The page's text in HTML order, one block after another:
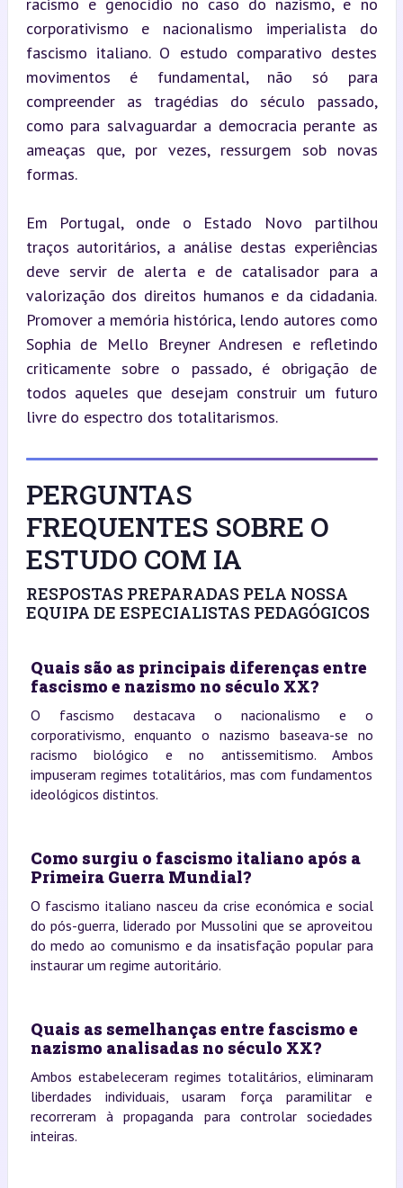
corporativismo e nacionalismo imperialista do
fascismo italiano. O estudo comparativo destes
movimentos é fundamental, não só para
compreender as tragédias do século passado,
como para salvaguardar a democracia perante as
ameaças que, por vezes, ressurgem sob novas
formas.
Em Portugal, onde o Estado Novo partilhou
traços autoritários, a análise destas experiências
deve servir de alerta e de catalisador para a
valorização dos direitos humanos e da cidadania.
Promover a memória histórica, lendo autores como
Sophia de Mello Breyner Andresen e refletindo
criticamente sobre o passado, é obrigação de
todos aqueles que desejam construir um futuro
livre do espectro dos totalitarismos.
PERGUNTAS
FREQUENTES SOBRE O
ESTUDO COM IA
RESPOSTAS PREPARADAS PELA NOSSA
EQUIPA DE ESPECIALISTAS PEDAGÓGICOS
Quais são as principais diferenças entre
fascismo e nazismo no século XX?
O fascismo destacava o nacionalismo e o
corporativismo, enquanto o nazismo baseava-se no
racismo biológico e no antissemitismo. Ambos
impuseram regimes totalitários, mas com fundamentos
ideológicos distintos.
Como surgiu o fascismo italiano após a
Primeira Guerra Mundial?
O fascismo italiano nasceu da crise económica e social
do pós-guerra, liderado por Mussolini que se aproveitou
do medo ao comunismo e da insatisfação popular para
instaurar um regime autoritário.
Quais as semelhanças entre fascismo e
nazismo analisadas no século XX?
Ambos estabeleceram regimes totalitários, eliminaram
liberdades individuais, usaram força paramilitar e
recorreram à propaganda para controlar sociedades
inteiras.